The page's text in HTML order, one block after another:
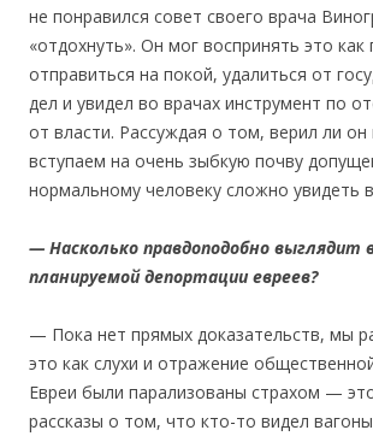
не понравился совет своего врача
«отдохнуть». Он мог воспринять это как
отправиться на покой, удалиться от
дел и увидел во врачах инструмент по
от власти. Рассуждая о том, верил ли
вступаем на очень зыбкую почву
нормальному человеку сложно увидеть
— Насколько правдоподобно выглядит
планируемой депортации евреев?
— Пока нет прямых доказательств, мы
это как слухи и отражение
Евреи были парализованы страхом —
рассказы о том, что кто-то видел